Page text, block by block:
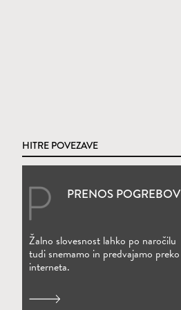
HITRE POVEZAVE
PRENOS POGREBOV
Žalno slovesnost lahko po naročilu
tudi snemamo in predvajamo preko
interneta.
(Odpre se v novem oknu)